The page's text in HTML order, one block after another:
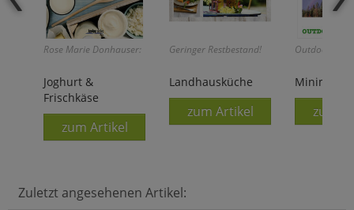
Rose Marie Donhauser:
Joghurt &
Frischkäse
zum Artikel
Geringer Restbestand!
Landhausküche
zum Artikel
Outdoor-Fibel
Minimal
zum
Zuletzt angesehenen Artikel: